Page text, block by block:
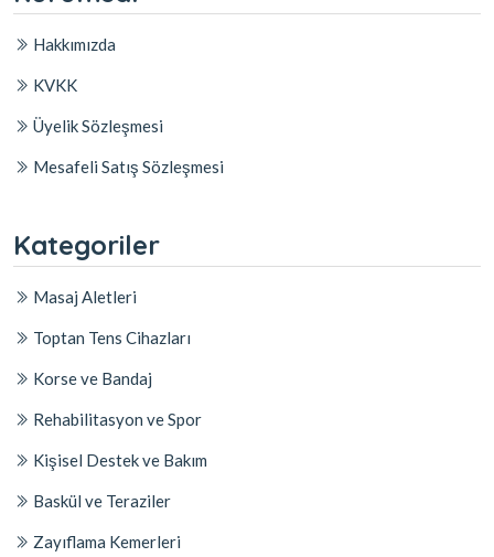
Hakkımızda
KVKK
Üyelik Sözleşmesi
Mesafeli Satış Sözleşmesi
Kategoriler
Masaj Aletleri
Toptan Tens Cihazları
Korse ve Bandaj
Rehabilitasyon ve Spor
Kişisel Destek ve Bakım
Baskül ve Teraziler
Zayıflama Kemerleri